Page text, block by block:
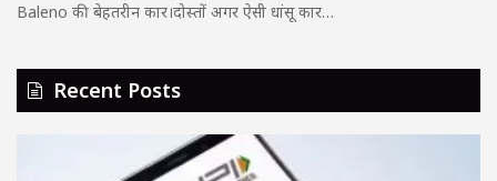
Baleno की बेहतरीन कार।दोस्तों अगर ऐसी धांसू कार…
Recent Posts